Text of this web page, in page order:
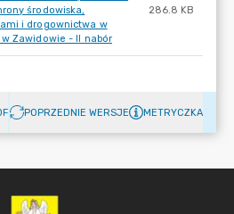
środowiska,
i drogownictwa w
Zawidowie - II nabór
286.8 KB
POPRZEDNIE WERSJE METRYCZKA